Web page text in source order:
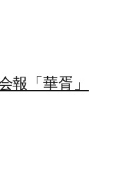
報「華胥」